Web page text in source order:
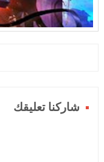
شاركنا تعليقك